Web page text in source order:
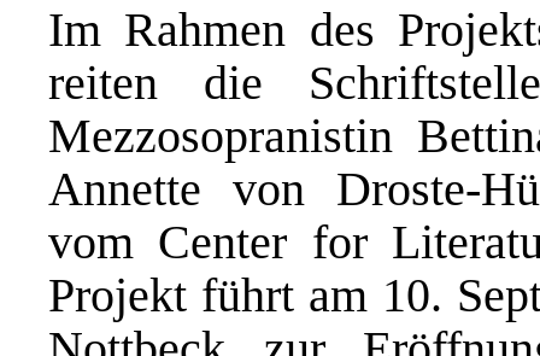
Im Rahmen des
reiten die
Mezzosopranistin
Annette von Droste-
vom Center for
Projekt führt am 10.